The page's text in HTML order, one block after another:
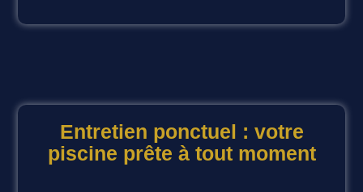
Entretien ponctuel : votre
piscine prête à tout moment